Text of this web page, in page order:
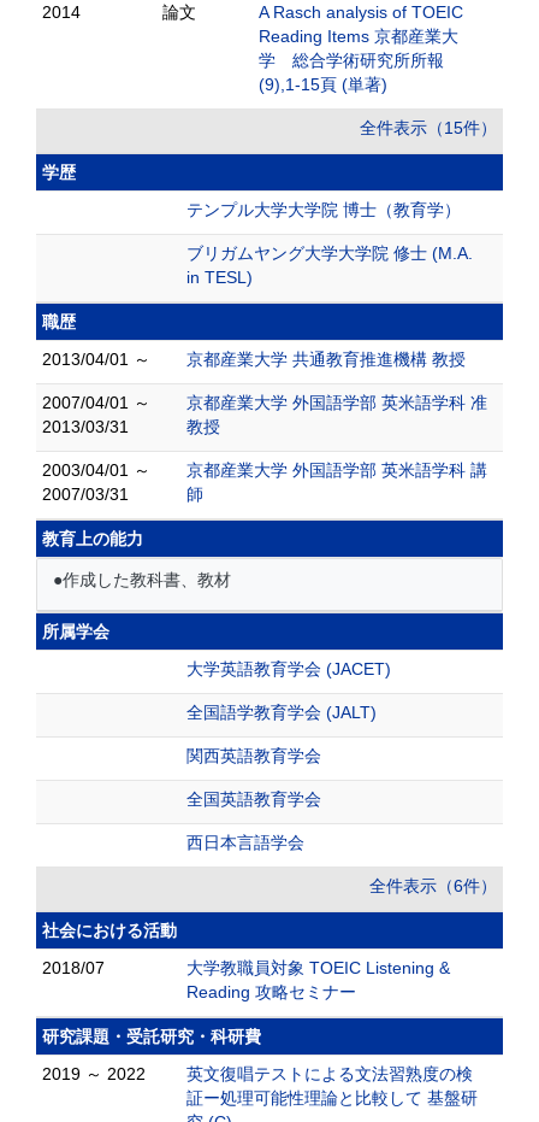
2014 論文
A Rasch analysis of TOEIC
Reading Items 京都産業大
学 総合学術研究所所報
(9),1-15頁 (単著)
全件表示（15件）
学歴
テンプル大学大学院 博士（教育学）
ブリガムヤング大学大学院 修士 (M.A.
in TESL)
職歴
2013/04/01 ～
京都産業大学 共通教育推進機構 教授
2007/04/01 ～
2013/03/31
京都産業大学 外国語学部 英米語学科 准
教授
2003/04/01 ～
2007/03/31
京都産業大学 外国語学部 英米語学科 講
師
教育上の能力
●作成した教科書、教材
所属学会
大学英語教育学会 (JACET)
全国語学教育学会 (JALT)
関西英語教育学会
全国英語教育学会
西日本言語学会
全件表示（6件）
社会における活動
2018/07
大学教職員対象 TOEIC Listening &
Reading 攻略セミナー
研究課題・受託研究・科研費
2019 ～ 2022
英文復唱テストによる文法習熟度の検
証ー処理可能性理論と比較して 基盤研